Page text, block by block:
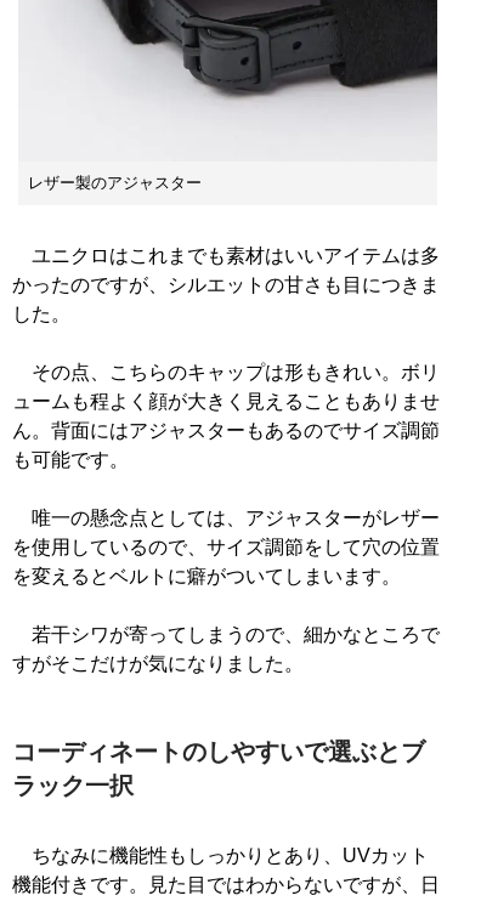
レザー製のアジャスター
ユニクロはこれまでも素材はいいアイテムは多
かったのですが、シルエットの甘さも目につきま
した。
その点、こちらのキャップは形もきれい。ボリ
ュームも程よく顔が大きく見えることもありませ
ん。背面にはアジャスターもあるのでサイズ調節
も可能です。
唯一の懸念点としては、アジャスターがレザー
を使用しているので、サイズ調節をして穴の位置
を変えるとベルトに癖がついてしまいます。
若干シワが寄ってしまうので、細かなところで
すがそこだけが気になりました。
コーディネートのしやすいで選ぶとブ
ラック一択
ちなみに機能性もしっかりとあり、UVカット
機能付きです。見た目ではわからないですが、日